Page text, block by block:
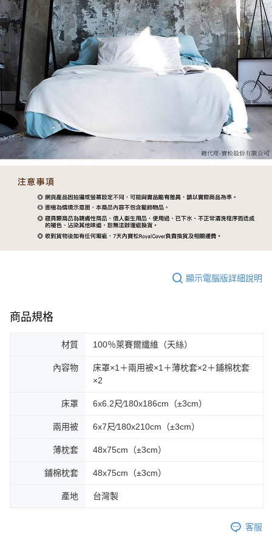
顯示電腦版詳細說明
商品規格
材質 100％萊賽爾纖維（天絲）
內容物
床罩×1＋兩用被×1＋薄枕套×2＋鋪棉枕套
×2
床罩 6x6.2尺∕180x186cm（±3cm）
兩用被 6x7尺∕180x210cm（±3cm）
薄枕套 48x75cm（±3cm）
鋪棉枕套 48x75cm（±3cm）
產地 台灣製
客服